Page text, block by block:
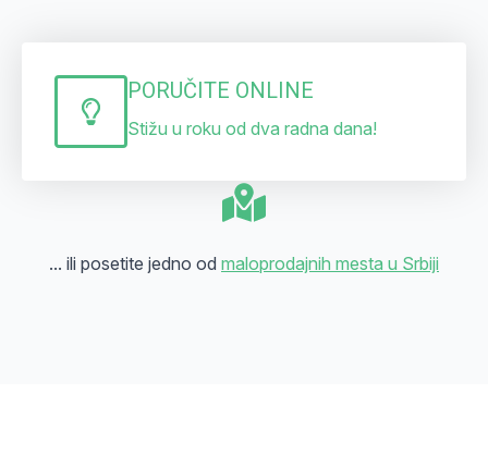
PORUČITE ONLINE
Stižu u roku od dva radna dana!
... ili posetite jedno od maloprodajnih mesta u Srbiji